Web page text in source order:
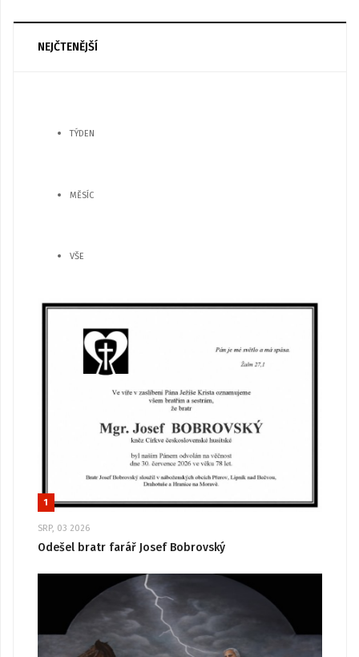
NEJČTENĚJŠÍ
TÝDEN
MĚSÍC
VŠE
1
SRP, 03 2026
Odešel bratr farář Josef Bobrovský